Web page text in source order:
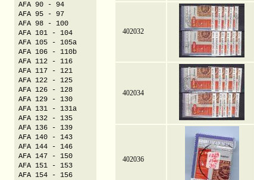
402032
402034
402036
AFA 90 - 94
AFA 95 - 97
AFA 98 - 100
AFA 101 - 104
AFA 105 - 105a
AFA 106 - 110b
AFA 112 - 116
AFA 117 - 121
AFA 122 - 125
AFA 126 - 128
AFA 129 - 130
AFA 131 - 131a
AFA 132 - 135
AFA 136 - 139
AFA 140 - 143
AFA 144 - 146
AFA 147 - 150
AFA 151 - 153
AFA 154 - 156